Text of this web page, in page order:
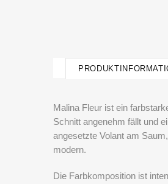
Malina Fleur ist ein
Schnitt angenehm fällt und
angesetzte Volant am
modern.
Die Farbkomposition ist